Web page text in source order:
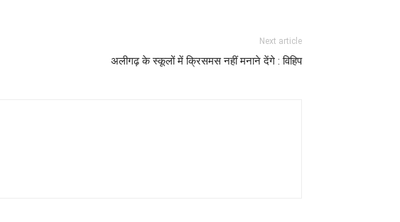
Next article
अलीगढ़ के स्कूलों में क्रिसमस नहीं मनाने देंगे : विहिप